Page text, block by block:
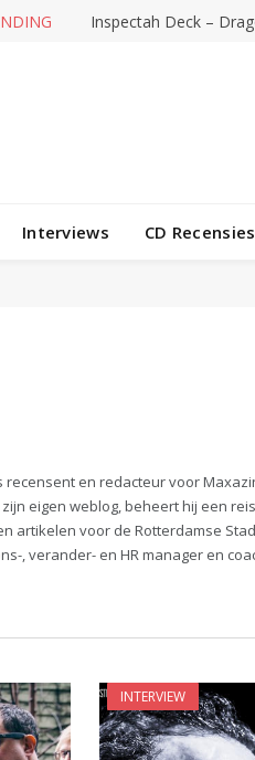
Inspectah Deck –
Interviews CD Recensies
recensent en redacteur voor
eigen weblog, beheert hij een
artikelen voor de Rotterdamse
, verander- en HR manager en
INTERVIEW